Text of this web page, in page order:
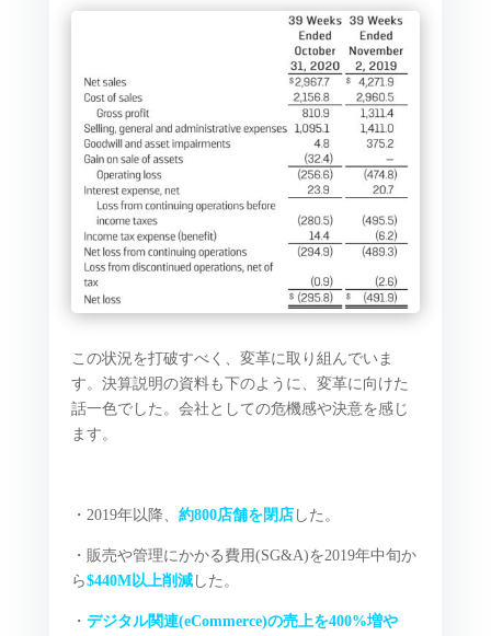
この状況を打破すべく、変革に取り組んでいま
す。決算説明の資料も下のように、変革に向けた
話一色でした。会社としての危機感や決意を感じ
ます。
・2019年以降、 約800店舗を閉店した。
・販売や管理にかかる費用(SG&A)を2019年中旬か
ら$440M以上削減した。
・ デジタル関連(eCommerce)の売上を400%増や